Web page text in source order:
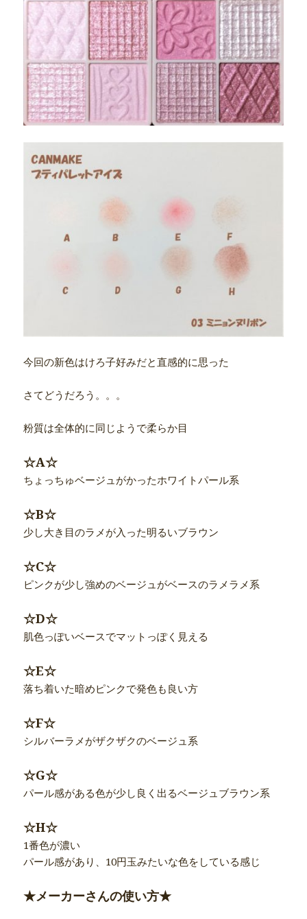
今回の新色はけろ子好みだと直感的に思った
さてどうだろう。。。
粉質は全体的に同じようで柔らか目
☆A☆
ちょっちゅベージュがかったホワイトパール系
☆B☆
少し大き目のラメが入った明るいブラウン
☆C☆
ピンクが少し強めのベージュがベースのラメラメ系
☆D☆
肌色っぽいベースでマットっぽく見える
☆E☆
落ち着いた暗めピンクで発色も良い方
☆F☆
シルバーラメがザクザクのベージュ系
☆G☆
パール感がある色が少し良く出るベージュブラウン系
☆H☆
1番色が濃い
パール感があり、10円玉みたいな色をしている感じ
★メーカーさんの使い方★